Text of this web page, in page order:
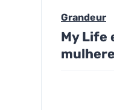
Grandeur
My Life